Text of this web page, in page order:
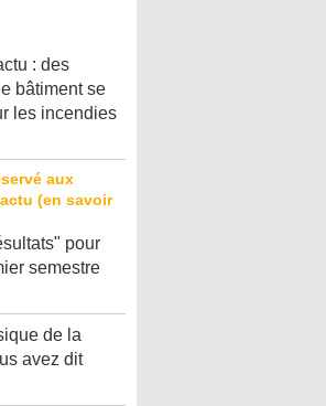
: des
bâtiment se
les incendies
pour
semestre
de la
avez dit